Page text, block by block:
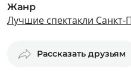
Жанр
Лучшие спектакли Санкт-
Рассказать друзьям